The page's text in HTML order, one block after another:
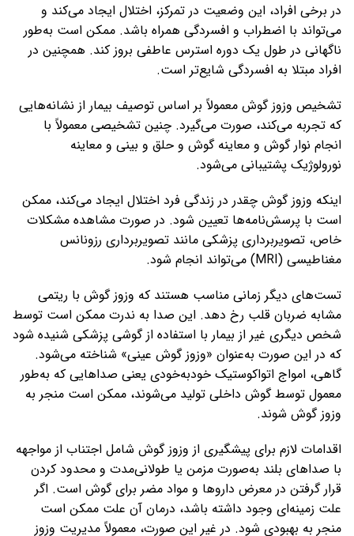
در برخی افراد، این وضعیت در تمرکز، اختلال ایجاد می‌کند و
می‌تواند با اضطراب و افسردگی همراه باشد. ممکن است به‌طور
ناگهانی در طول یک دوره استرس عاطفی بروز کند. همچنین در
افراد مبتلا به افسردگی شایع‌تر است.
تشخیص وزوز گوش معمولاً بر اساس توصیف بیمار از نشانه‌هایی
که تجربه می‌کند، صورت می‌گیرد. چنین تشخیصی معمولاً با
انجام نوار گوش و معاینه گوش و حلق و بینی و معاینه
نورولوژیک پشتیبانی می‌شود.
اینکه وزوز گوش چقدر در زندگی فرد اختلال ایجاد می‌کند، ممکن
است با پرسش‌نامه‌ها تعیین شود. در صورت مشاهده مشکلات
خاص، تصویربرداری پزشکی مانند تصویربرداری رزونانس
مغناطیسی (MRI) می‌تواند انجام شود.
تست‌های دیگر زمانی مناسب هستند که وزوز گوش با ریتمی
مشابه ضربان قلب رخ دهد. این صدا به ندرت ممکن است توسط
شخص دیگری غیر از بیمار با استفاده از گوشی پزشکی شنیده شود
که در این صورت به‌عنوان «وزوز گوش عینی» شناخته می‌شود.
گاهی، امواج اتواکوستیک خودبه‌خودی یعنی صداهایی که به‌طور
معمول توسط گوش داخلی تولید می‌شوند، ممکن است منجر به
وزوز گوش شوند.
اقدامات لازم برای پیشگیری از وزوز گوش شامل اجتناب از مواجهه
با صداهای بلند به‌صورت مزمن یا طولانی‌مدت و محدود کردن
قرار گرفتن در معرض داروها و مواد مضر برای گوش است. اگر
علت زمینه‌ای وجود داشته باشد، درمان آن علت ممکن است
منجر به بهبودی شود. در غیر این صورت، معمولاً مدیریت وزوز